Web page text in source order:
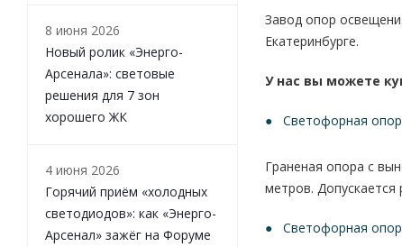
Завод опор
Екатеринбурге.
У нас вы можете
Светофорная
Граненая опора с
метров.
Светофорная
8 июня 2026
Новый ролик «Энерго-
Арсенала»: световые
решения для 7 зон
хорошего ЖК
4 июня 2026
Горячий приём «холодных
светодиодов»: как «Энерго-
Арсенал» зажёг на Форуме